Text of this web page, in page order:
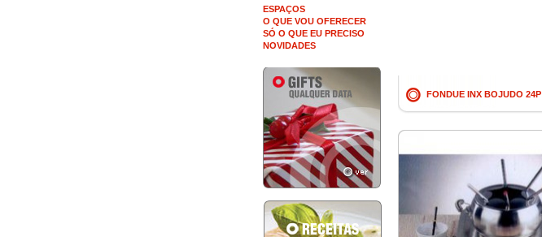
ESPAÇOS
O QUE VOU OFERECER
SÓ O QUE EU PRECISO
NOVIDADES
FONDUE INX BOJUDO 24P